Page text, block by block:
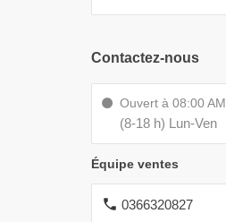
Contactez-nous
Ouvert à 08:00 AM
(8-18 h) Lun-Ven
Équipe ventes
0366320827